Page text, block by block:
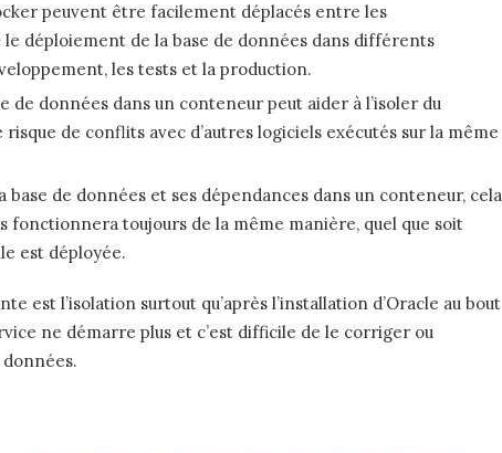
peuvent être facilement déplacés entre les
déploiement de la base de données dans différents
les tests et la production.
de données dans un conteneur peut aider à l’isoler du
de conflits avec d’autres logiciels exécutés sur la même
base de données et ses dépendances dans un conteneur, cela
fonctionnera toujours de la même manière, quel que soit
est déployée.
est l’isolation surtout qu’après l’installation d’Oracle au bout
ne démarre plus et c’est difficile de le corriger ou